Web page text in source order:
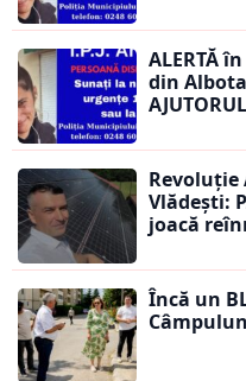
ALERTĂ
din
Revoluție
Vlădești:
joacă
Încă un